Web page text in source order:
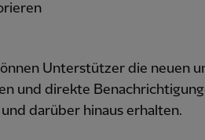
Unterstützer die neuen
und direkte
darüber hinaus erhalten.